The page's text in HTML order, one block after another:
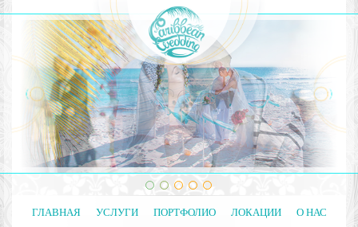
ГЛАВНАЯ УСЛУГИ ПОРТФОЛИО ЛОКАЦИИ
О НАС